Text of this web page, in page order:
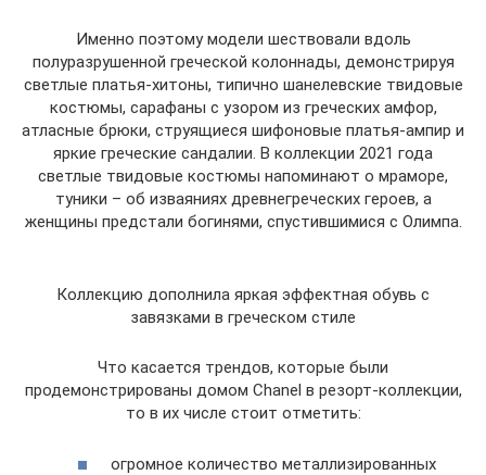
Именно поэтому модели шествовали вдоль
полуразрушенной греческой колоннады, демонстрируя
светлые платья-хитоны, типично шанелевские твидовые
костюмы, сарафаны с узором из греческих амфор,
атласные брюки, струящиеся шифоновые платья-ампир и
яркие греческие сандалии. В коллекции 2021 года
светлые твидовые костюмы напоминают о мраморе,
туники – об изваяниях древнегреческих героев, а
женщины предстали богинями, спустившимися с Олимпа.
Коллекцию дополнила яркая эффектная обувь с
завязками в греческом стиле
Что касается трендов, которые были
продемонстрированы домом Chanel в резорт-коллекции,
то в их числе стоит отметить:
огромное количество металлизированных